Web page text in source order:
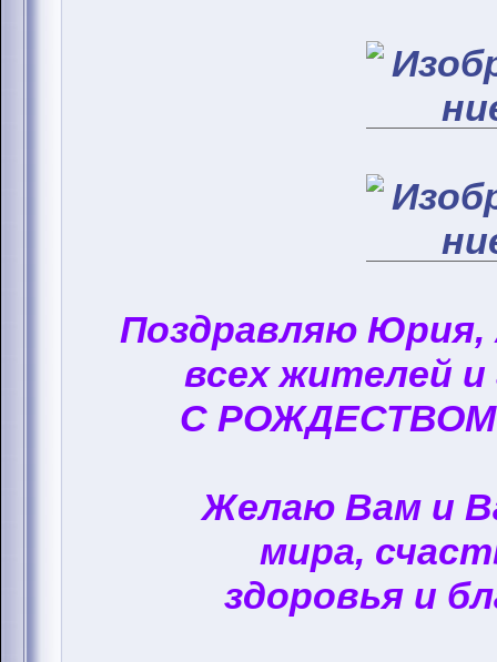
Поздравляю
всех жителей
С
Желаю Вам и
мира,
здоровья и